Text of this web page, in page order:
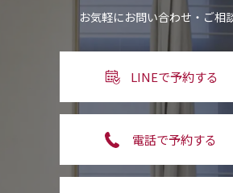
お気軽にお問い合わせ・ご相
LINEで予約する
電話で予約する